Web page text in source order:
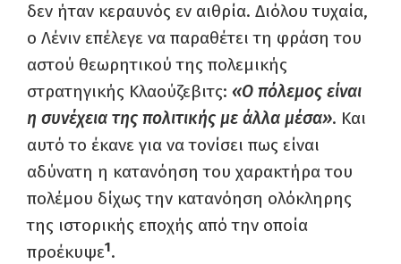
δεν ήταν κεραυνός εν αιθρία. Διόλου τυχαία,
ο Λένιν επέλεγε να παραθέτει τη φράση του
αστού θεωρητικού της πολεμικής
στρατηγικής Κλαούζεβιτς: «Ο πόλεμος είναι
η συνέχεια της πολιτικής με άλλα μέσα». Και
αυτό το έκανε για να τονίσει πως είναι
αδύνατη η κατανόηση του χαρακτήρα του
πολέμου δίχως την κατανόηση ολόκληρης
της ιστορικής εποχής από την οποία
προέκυψε1.